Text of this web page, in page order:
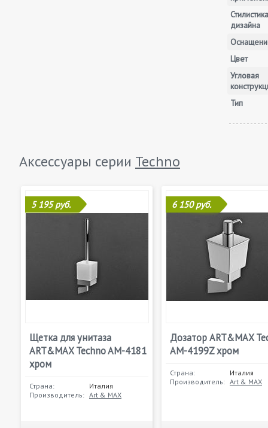
Стилистика
дизайна
Цвет
Угловая
Тип
Аксессуары серии Techno
5 195 руб.
Щетка для унитаза
ART&MAX Techno AM-4181
хром
Страна:
Италия
Производитель: Art & MAX
6 150 руб.
Дозатор ART&MAX
AM-4199Z хром
Страна:
Италия
Производитель: Art & MAX